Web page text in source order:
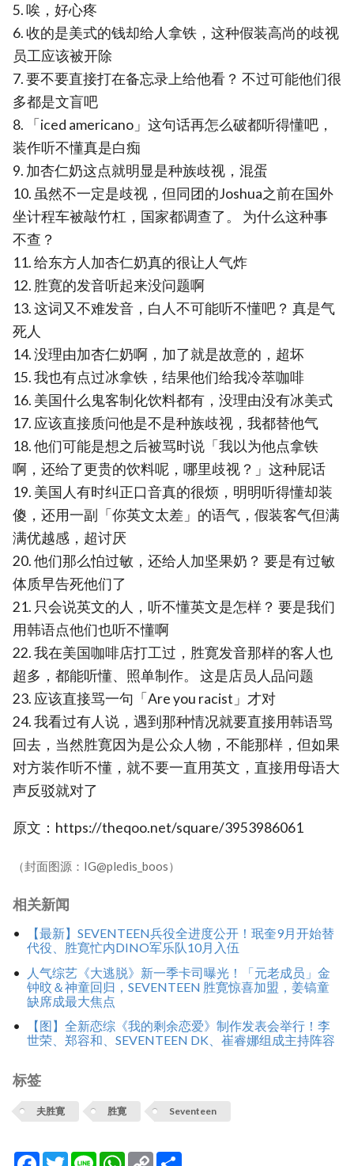
5. 唉，好心疼
6. 收的是美式的钱却给人拿铁，这种假装高尚的歧视
员工应该被开除
7. 要不要直接打在备忘录上给他看？ 不过可能他们很
多都是文盲吧
8. 「iced americano」这句话再怎么破都听得懂吧，
装作听不懂真是白痴
9. 加杏仁奶这点就明显是种族歧视，混蛋
10. 虽然不一定是歧视，但同团的Joshua之前在国外
坐计程车被敲竹杠，国家都调查了。 为什么这种事
不查？
11. 给东方人加杏仁奶真的很让人气炸
12. 胜寛的发音听起来没问题啊
13. 这词又不难发音，白人不可能听不懂吧？ 真是气
死人
14. 没理由加杏仁奶啊，加了就是故意的，超坏
15. 我也有点过冰拿铁，结果他们给我冷萃咖啡
16. 美国什么鬼客制化饮料都有，没理由没有冰美式
17. 应该直接质问他是不是种族歧视，我都替他气
18. 他们可能是想之后被骂时说「我以为他点拿铁
啊，还给了更贵的饮料呢，哪里歧视？」这种屁话
19. 美国人有时纠正口音真的很烦，明明听得懂却装
傻，还用一副「你英文太差」的语气，假装客气但满
满优越感，超讨厌
20. 他们那么怕过敏，还给人加坚果奶？ 要是有过敏
体质早告死他们了
21. 只会说英文的人，听不懂英文是怎样？ 要是我们
用韩语点他们也听不懂啊
22. 我在美国咖啡店打工过，胜寛发音那样的客人也
超多，都能听懂、照单制作。 这是店员人品问题
23. 应该直接骂一句「Are you racist」才对
24. 我看过有人说，遇到那种情况就要直接用韩语骂
回去，当然胜寛因为是公众人物，不能那样，但如果
对方装作听不懂，就不要一直用英文，直接用母语大
声反驳就对了
原文：https://theqoo.net/square/3953986061
（封面图源：IG@pledis_boos）
相关新闻
【最新】SEVENTEEN兵役全进度公开！珉奎9月开始替
代役、胜寛忙内DINO军乐队10月入伍
人气综艺《大逃脱》新一季卡司曝光！「元老成员」金
钟旼＆神童回归，SEVENTEEN 胜寛惊喜加盟，姜镐童
缺席成最大焦点
【图】全新恋综《我的剩余恋爱》制作发表会举行！李
世荣、郑容和、SEVENTEEN DK、崔睿娜组成主持阵容
标签
夫胜寛 胜寛 Seventeen
Facebook
TwitterLine WhatsApp
Copy